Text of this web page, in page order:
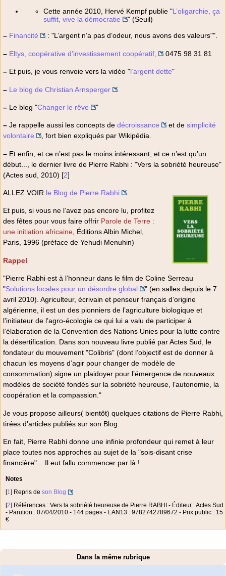
Cette année 2010, Hervé Kempf publie "L’oligarchie, ça
suffit, vive la démocratie
" (Seuil)
– Financité : "L’argent n’a pas d’odeur, nous avons des valeurs"".
– Eltys, coopérative d’investissement coopératif, 0475 98 31 81
– Et puis, je vous renvoie vers la vidéo "l’argent dette"
– Le blog de Christian Arnsperger
– Le blog "Changer le rêve "
– Je rappelle aussi les concepts de décroissance et de simplicité
volontaire
, fort bien expliqués par Wikipédia.
– Et enfin, et ce n’est pas le moins intéressant, et ce n’est qu’un
début..., le dernier livre de Pierre Rabhi : "Vers la sobriété heureuse"
(Actes sud, 2010) [2]
ALLEZ VOIR le Blog de Pierre Rabhi
Et puis, si vous ne l’avez pas encore lu, profitez
des fêtes pour vous faire offrir Parole de Terre :
une initiation africaine, Éditions Albin Michel,
Paris, 1996 (préface de Yehudi Menuhin)
Rappel
"Pierre Rabhi est à l’honneur dans le film de Coline Serreau
"Solutions locales pour un désordre global
" (en salles depuis le 7
avril 2010). Agriculteur, écrivain et penseur français d’origine
algérienne, il est un des pionniers de l’agriculture biologique et
l’initiateur de l’agro-écologie ce qui lui a valu de participer à
l’élaboration de la Convention des Nations Unies pour la lutte contre
la désertification. Dans son nouveau livre publié par Actes Sud, le
fondateur du mouvement "Colibris" (dont l’objectif est de donner à
chacun les moyens d’agir pour changer de modèle de
consommation) signe un plaidoyer pour l’émergence de nouveaux
modèles de société fondés sur la sobriété heureuse, l’autonomie, la
coopération et la compassion."
Je vous propose ailleurs( bientôt) quelques citations de Pierre Rabhi,
tirées d’articles publiés sur son Blog.
En fait, Pierre Rabhi donne une infinie profondeur qui remet à leur
place toutes nos approches au sujet de la "sois-disant crise
financière"... Il eut fallu commencer par là !
Notes
[1] Repris de son Blog
[2] Références : Vers la sobriété heureuse de Pierre RABHI - Éditeur : Actes Sud
- Parution : 07/04/2010 - 144 pages - EAN13 : 9782742789672 - Prix public : 15
€
Dans la même rubrique